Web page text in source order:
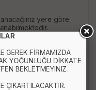
yere göre
GEREK FİRMAMIZDA
YOĞUNLUĞU DİKKATE
BEKLETMEYINIZ.
ÇIKARTILACAKTIR.